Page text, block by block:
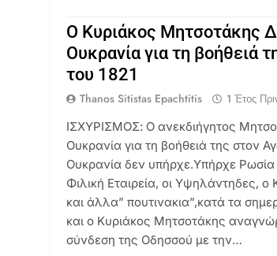
Ο Κυριάκος Μητσοτάκης
Ουκρανία για τη βοήθειά
του 1821
Thanos Sitistas Epachtitis 1 Έτος
ΙΣΧΥΡΙΣΜΟΣ: Ο ανεκδιήγητος
Ουκρανία για τη βοήθειά της στον
Ουκρανία δεν υπήρχε.Υπήρχε Ρωσία
Φιλική Εταιρεία, οι Υψηλάντηδες,
και άλλα” πουτινακια”,κατά τα
και ο Κυριάκος Μητσοτάκης
σύνδεση της Οδησσού με την…